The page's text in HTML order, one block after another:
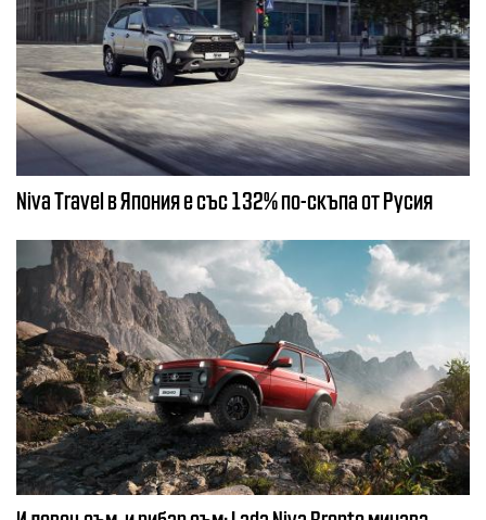
Niva Travel в Япония е със 132% по-скъпа от Русия